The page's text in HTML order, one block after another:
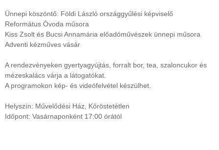
Ünnepi köszöntő: Földi László országgyűlési képviselő
Református Óvoda műsora
Kiss Zsolt és Bucsi Annamária előadóművészek ünnepi műsora
Adventi kézműves vásár
A rendezvényeken gyertyagyújtás, forralt bor, tea, szaloncukor és
mézeskalács várja a látogatókat.
A programokon kép- és videófelvétel készülhet.
Helyszín: Művelődési Ház, Kőröstetétlen
Időpont: Vasárnaponként 17:00 órától